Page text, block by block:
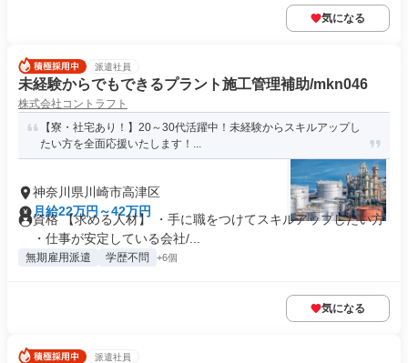
気になる
派遣社員
未経験からでもできるプラント施工管理補助/mkn046
株式会社コントラフト
【寮・社宅あり！】20～30代活躍中！未経験からスキルアップし
たい方を全面応援いたします！...
神奈川県川崎市高津区
月給22万円～42万円
資格 【求める人材】 ・手に職をつけてスキルアップしたい方
・仕事が安定している会社/...
無期雇用派遣 学歴不問 +6個
気になる
派遣社員